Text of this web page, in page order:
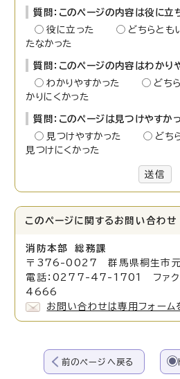
質問：このページの内容は役に立
役に立った
どちらと
たなかった
質問：このページの内容はわかり
わかりやすかった
どち
かりにくかった
質問：このページは見つけやすか
見つけやすかった
どち
見つけにくかった
送信
このページに関する お問い合わせ
消防本部 総務課
〒376-0027 群馬県桐生市
電話：0277-47-1701 ファク
4666
お問い合わせは専用フォーム
前のページへ戻る